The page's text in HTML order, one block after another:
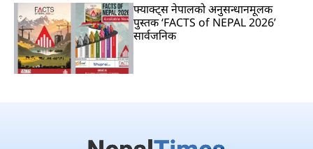
फ्याक्ट्स नेपालको अनुसन्धानमूलक
पुस्तक ‘FACTS of NEPAL 2026’
सार्वजनिक